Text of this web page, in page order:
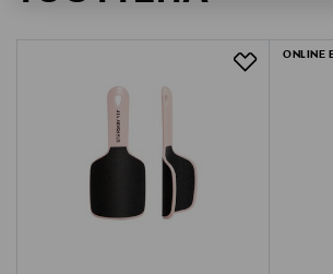
ONLINE